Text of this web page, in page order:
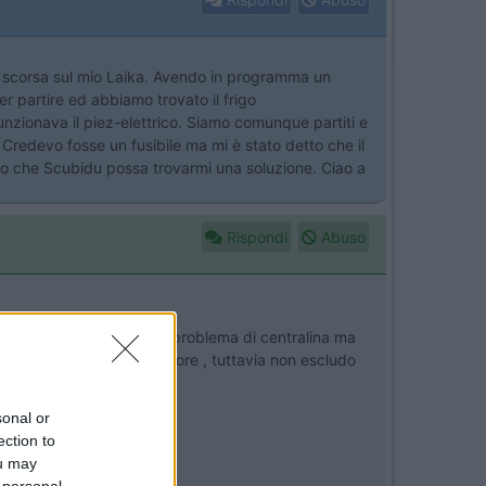
or
to
may
sul mio Laika. Avendo in programma un
partire ed abbiamo trovato il frigo
il piez-elettrico. Siamo comunque partiti e
fosse un fusibile ma mi è stato detto che il
Scubidu possa trovarmi una soluzione. Ciao a
Rispondi Abuso
dovrebbe essere un problema di centralina ma
e accenditore , tuttavia non escludo
mani